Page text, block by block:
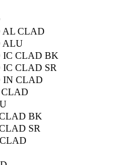
AL CLAD
ALU
IC CLAD BK
IC CLAD SR
IN CLAD
CLAD
BK
SR